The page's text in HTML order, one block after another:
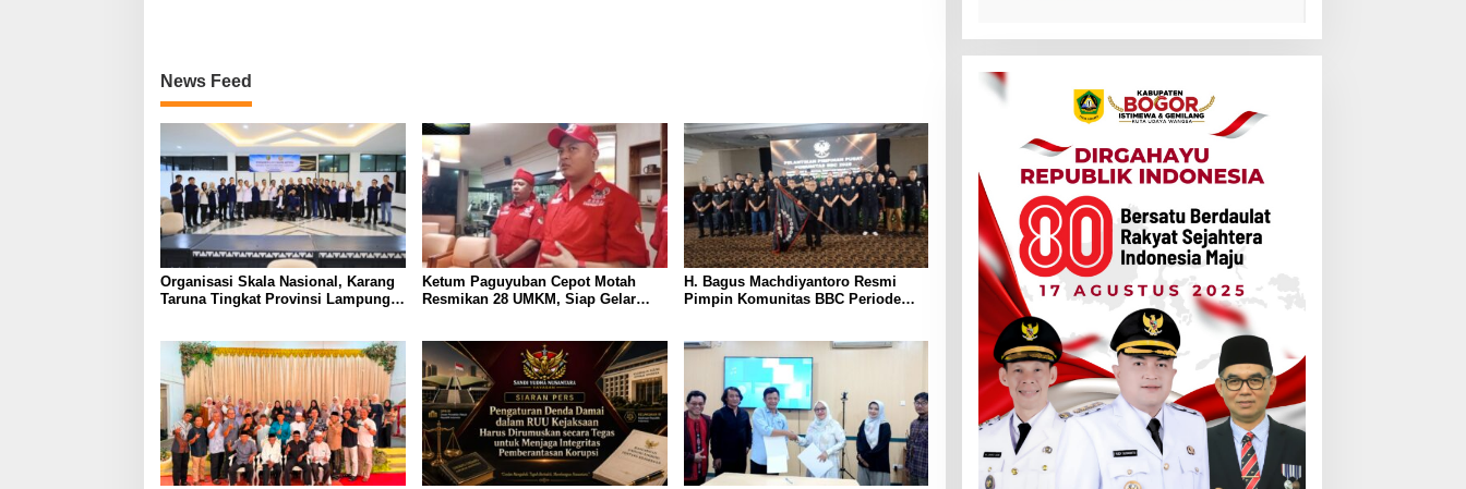
News Feed
Organisasi Skala Nasional, Karang
Taruna Tingkat Provinsi Lampung
Ketum Paguyuban Cepot Motah
Resmikan 28 UMKM, Siap Gelar
H. Bagus Machdiyantoro Resmi
Pimpin Komunitas BBC Periode
Masyarakat